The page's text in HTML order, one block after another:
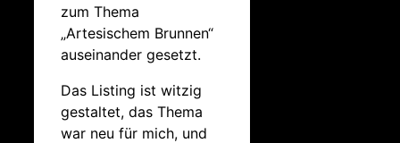
zum Thema
„Artesischem Brunnen“
auseinander gesetzt.
Das Listing ist witzig
gestaltet, das Thema
war neu für mich, und